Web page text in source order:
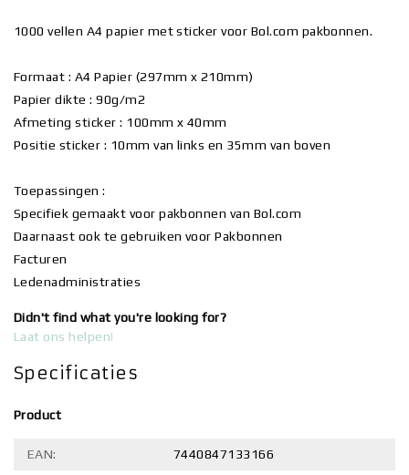
1000 vellen A4 papier met sticker voor Bol.com pakbonnen.
Formaat : A4 Papier (297mm x 210mm)
Papier dikte : 90g/m2
Afmeting sticker : 100mm x 40mm
Positie sticker : 10mm van links en 35mm van boven
Toepassingen :
Specifiek gemaakt voor pakbonnen van Bol.com
Daarnaast ook te gebruiken voor Pakbonnen
Facturen
Ledenadministraties
Didn't find what you're looking for?
Laat ons helpen!
Specificaties
Product
EAN: 7440847133166